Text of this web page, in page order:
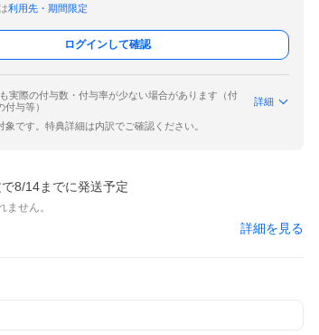
利用先・期間限定
ログインして確認
実際の付与数・付与率が少ない場合があります（付
与等）
詳細
象です。特典詳細は内訳でご確認ください。
8/14までに発送予定
せん。
詳細を見る